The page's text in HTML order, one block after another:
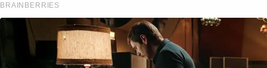
BRAINBERRIES